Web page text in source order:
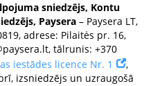
sniedzējs, Kontu
Paysera – Paysera LT,
adrese: Pilaitės pr. 16,
, tālrunis: +370
iestādes licence Nr. 1
,
izsniedzējs un uzraugošā